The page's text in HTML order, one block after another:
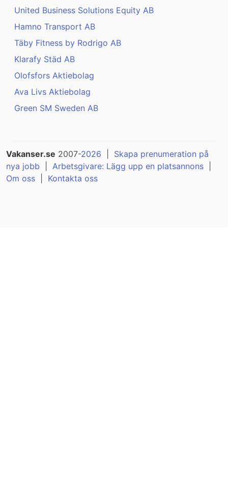
United Business Solutions Equity AB
Hamno Transport AB
Täby Fitness by Rodrigo AB
Klarafy Städ AB
Olofsfors Aktiebolag
Ava Livs Aktiebolag
Green SM Sweden AB
Vakanser.se 2007-2026
Skapa prenumeration på
nya jobb
Arbetsgivare: Lägg upp en platsannons
Om oss
Kontakta oss